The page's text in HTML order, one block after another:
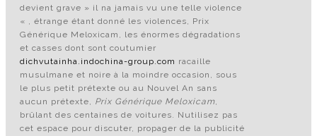
devient grave » il na jamais vu une telle violence
« , étrange étant donné les violences, Prix
Générique Meloxicam, les énormes dégradations
et casses dont sont coutumier
dichvutainha.indochina-group.com racaille
musulmane et noire à la moindre occasion, sous
le plus petit prétexte ou au Nouvel An sans
aucun prétexte, Prix Générique Meloxicam,
brûlant des centaines de voitures. Nutilisez pas
cet espace pour discuter, propager de la publicité